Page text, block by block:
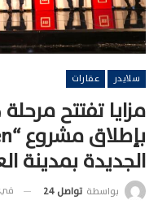
سلايدر عقارات
مزايا تفتتح
الجديدة بمدينة
بواسطة تواصل 24 في